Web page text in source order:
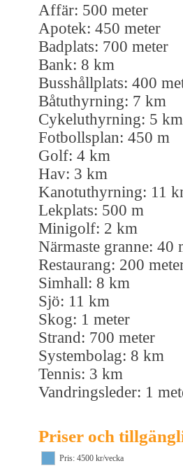
Affär: 500 meter
Apotek: 450 meter
Badplats: 700 meter
Bank: 8 km
Busshållplats: 400
Båtuthyrning: 7 km
Cykeluthyrning: 5 km
Fotbollsplan: 450 m
Golf: 4 km
Hav: 3 km
Kanotuthyrning: 11
Lekplats: 500 m
Minigolf: 2 km
Närmaste granne: 40
Restaurang: 200
Simhall: 8 km
Sjö: 11 km
Skog: 1 meter
Strand: 700 meter
Systembolag: 8 km
Tennis: 3 km
Vandringsleder: 1
Priser och
Pris: 4500 kr/vecka